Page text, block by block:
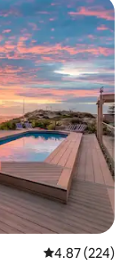
Penarafan
4.87 (224)